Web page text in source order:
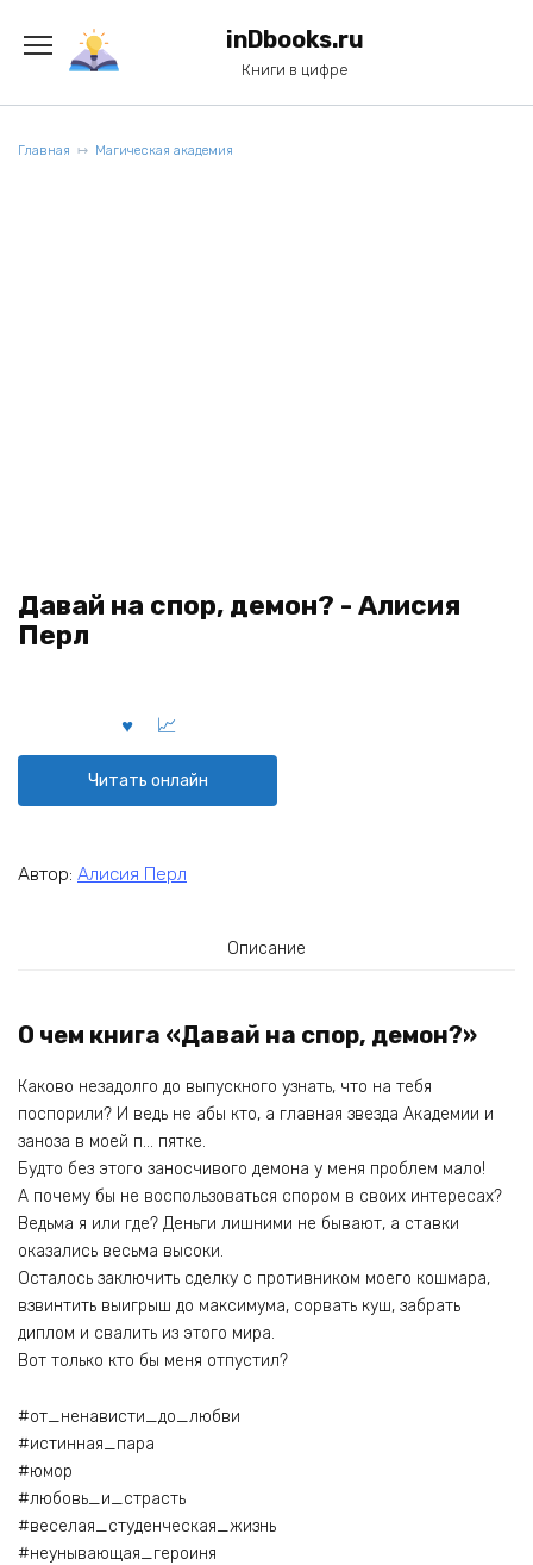
содержанию
inDbooks.ru
Книги в цифре
Главная Магическая академия
Давай на спор, демон? - Алисия
Перл
Читать онлайн
Автор: Алисия Перл
Описание
О чем книга «Давай на спор, демон?»
Каково незадолго до выпускного узнать, что на тебя
поспорили? И ведь не абы кто, а главная звезда Академии и
заноза в моей п… пятке.
Будто без этого заносчивого демона у меня проблем мало!
А почему бы не воспользоваться спором в своих интересах?
Ведьма я или где? Деньги лишними не бывают, а ставки
оказались весьма высоки.
Осталось заключить сделку с противником моего кошмара,
взвинтить выигрыш до максимума, сорвать куш, забрать
диплом и свалить из этого мира.
Вот только кто бы меня отпустил?
#от_ненависти_до_любви
#истинная_пара
#юмор
#любовь_и_страсть
#веселая_студенческая_жизнь
#неунывающая_героиня